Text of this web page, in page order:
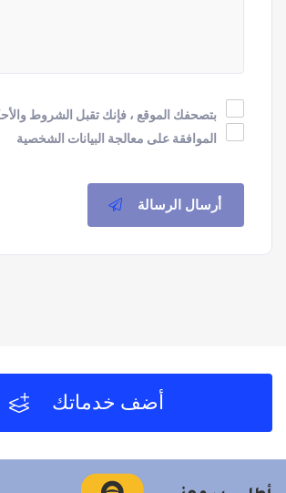
بتصحفك الموقع ، فإنك تقبل الشروط
الموافقة على معالجة البيانات الشخصية
أرسال الرسالة
أضف خدماتك